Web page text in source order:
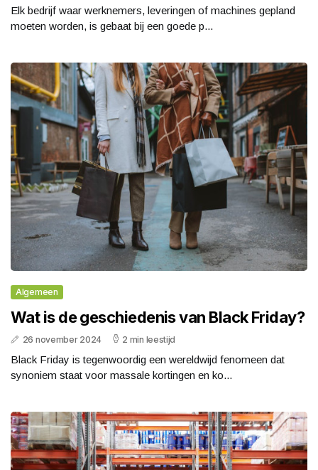
Elk bedrijf waar werknemers, leveringen of machines gepland
moeten worden, is gebaat bij een goede p...
Algemeen
Wat is de geschiedenis van Black Friday?
26 november 2024 2 min leestijd
Black Friday is tegenwoordig een wereldwijd fenomeen dat
synoniem staat voor massale kortingen en ko...